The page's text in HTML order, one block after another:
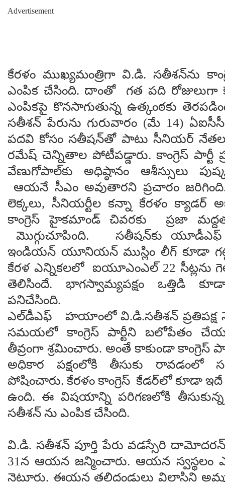
Advertisement
కేరళం ముఖ్యమంత్రిగా వి.డి. సతీశన్‌ను
ఎంపిక చేసింది. దాంతో గత పది రోజులుగా
ఎంపికపై కొనసాగుతున్న ఉత్కంఠకు
సతీశన్ పేరును గురువారం (మే 14) ఏఐసీసీ
పదవి కోసం సతీషన్‌తో పాటు సీనియర్
రమేష్ చెన్నితాల పోటీపడ్డారు. కాంగ్రెస్ పార్టీ
వేణుగోపాల్‌కు అధిష్ఠానం ఆశీస్సులు
ఆయనే సీఎం అవుతారని ప్రచారం
లెక్కలు, సీనియర్టీల కన్నా కేరళం క్యాడర్
కాంగ్రెస్ హైకమాండ్ చివరకు ప్రజా
మొగ్గుచూపింది. సతీషన్‌కు యూడీఎఫ్
ఇండియన్ యూనియన్ ముస్లిం లీగ్ కూడా
కేరళ ఎన్నికలలో ఐయూఎంఎల్ 22 సీట్లను
తెలిసిందే. భాగస్వామ్యపక్షం ఒత్తిడి
పనిచేసింది.
ఎల్‌డీఎఫ్ హయాంలో వి.డి.సతీశన్ ప్రతిపక్ష
సమయలో కాంగ్రెస్ పార్టీని బలోపేతం
తీవ్రంగా శ్రమించారు. అంతే కాకుండా కాంగ్రెస్
అధికార పక్షంలోకి తీసుకు రావడంలో
పోషించారు. కేరళం కాంగ్రెస్ కేడర్‌లో కూడా
ఉంది. ఈ విషయాన్ని పరిగణలోకి
సతీశన్ ను ఎంపిక చేసింది.
వి.డి. సతీశన్ పూర్తి పేరు వడస్సేరి
31న ఆయన జన్మించారు. ఆయన స్వస్థలం
నెట్టూరు. ఈయన తల్లిదండ్రులు విలాసిని